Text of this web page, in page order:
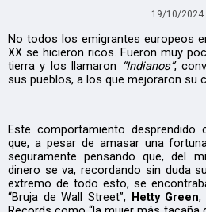
19/10/2024
No todos los emigrantes europeos
XX se hicieron ricos. Fueron muy
tierra y los llamaron “Indianos”,
sus pueblos, a los que mejoraron su
Este comportamiento
que, a pesar de amasar una
seguramente pensando que, del
dinero se va, recordando sin duda
extremo de todo esto, se
“Bruja de Wall Street”, Hetty Green,